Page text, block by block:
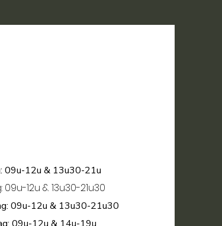
09u-12u & 13u30-21u
12u & 13u30-21u30
09u-12u & 13u30-21u30